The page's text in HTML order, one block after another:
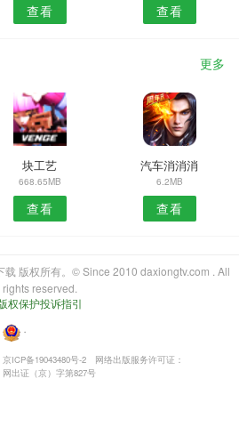
查看 查看
更多
块工艺
668.65MB
查看
汽车消消消
6.2MB
查看
版权所有。© Since 2010 daxiongtv.com . All
rights reserved.
权保护投诉指引
・
ICP备19043480号-2
网络出版服务许可证：
网出证（京）字第827号